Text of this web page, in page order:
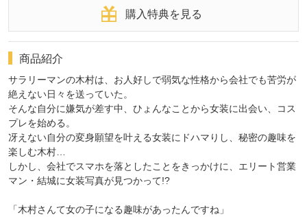
購入特典を見る
商品紹介
サラリーマンの木村は、お人好しで弱気な性格から会社でも苦労が
絶えない日々を送っていた。
そんな自分に嫌気が差す中、ひょんなことから女装に出会い、コス
プレを始める。
冴えない自分の変身願望を叶える女装にドハマりし、秘密の趣味を
楽しむ木村…
しかし、会社でスマホを落としたことをきっかけに、エリート営業
マン・結城に女装写真が見つかって!?
「木村さんて女の子になる趣味があったんですね」